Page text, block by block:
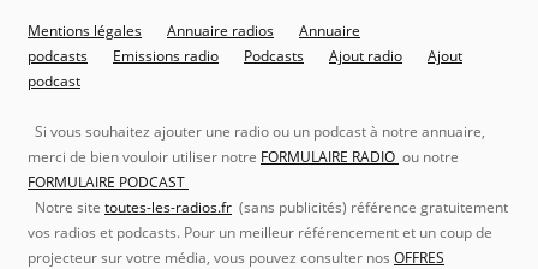
Mentions légales Annuaire radios
Annuaire
podcasts
Emissions radio Podcasts Ajout radio
Ajout
podcast
Si vous souhaitez ajouter une radio ou un podcast à notre annuaire,
merci de bien vouloir utiliser notre FORMULAIRE RADIO ou notre
FORMULAIRE PODCAST
Notre site toutes-les-radios.fr (sans publicités) référence gratuitement
vos radios et podcasts. Pour un meilleur référencement et un coup de
projecteur sur votre média, vous pouvez consulter nos OFFRES